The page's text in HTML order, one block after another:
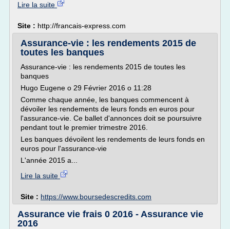
Lire la suite
Site : http://francais-express.com
Assurance-vie : les rendements 2015 de
toutes les banques
Assurance-vie : les rendements 2015 de toutes les
banques
Hugo Eugene o 29 Février 2016 o 11:28
Comme chaque année, les banques commencent à
dévoiler les rendements de leurs fonds en euros pour
l'assurance-vie. Ce ballet d'annonces doit se poursuivre
pendant tout le premier trimestre 2016.
Les banques dévoilent les rendements de leurs fonds en
euros pour l'assurance-vie
L'année 2015 a...
Lire la suite
Site : https://www.boursedescredits.com
Assurance vie frais 0 2016 - Assurance vie
2016